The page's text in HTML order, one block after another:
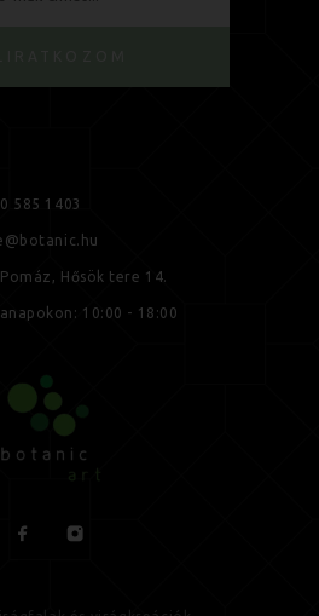
585 1403
Hősök tere 14.
10:00 - 18:00